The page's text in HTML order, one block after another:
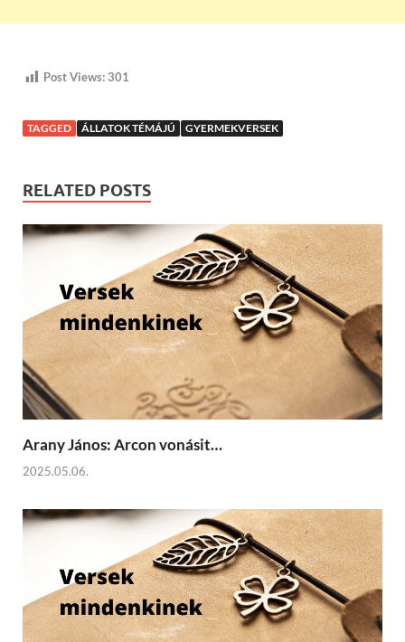
Post Views:301
TAGGED ÁLLATOK TÉMÁJÚ GYERMEKVERSEK
RELATED POSTS
Arany János: Arcon vonásit…
2025.05.06.